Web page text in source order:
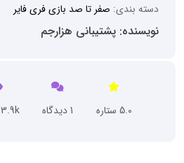
دسته بندی: صفر تا صد بازی فری فایر
نویسنده: پشتیبانی هزارجم
5.0 ستاره 1 دیدگاه 3.9k بازدید